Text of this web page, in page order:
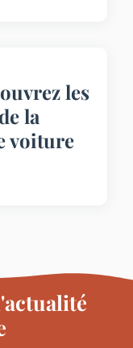
les
la
voiture